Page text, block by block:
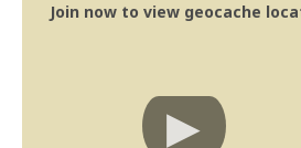
Join now to view geocache